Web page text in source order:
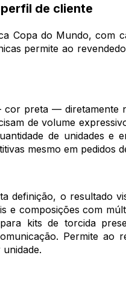
de cliente
Copa do Mundo, com
permite ao
preta — diretamente
de volume
de unidades e
mesmo em pedidos
definição, o resultado
e composições com
kits de torcida
Permite ao